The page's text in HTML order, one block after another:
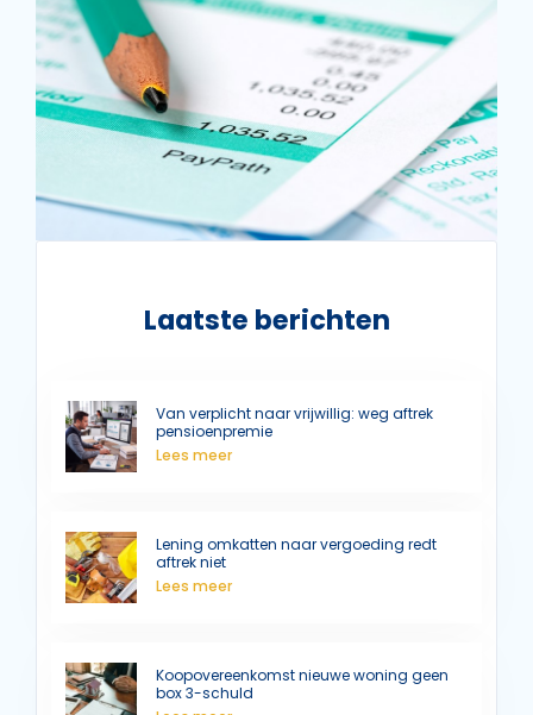
Laatste berichten
Van verplicht naar vrijwillig: weg aftrek
pensioenpremie
Lees meer
Lening omkatten naar vergoeding redt
aftrek niet
Lees meer
Koopovereenkomst nieuwe woning geen
box 3-schuld